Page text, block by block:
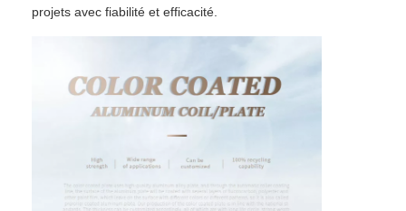
Accueil
À propos de nous
projets avec fiabilité et efficacité.